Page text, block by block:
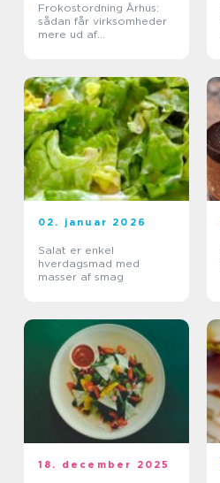
Frokostordning Århus:
sådan får virksomheder
mere ud af
02. januar 2026
Salat er enkel
hverdagsmad med
masser af smag
18. december 2025